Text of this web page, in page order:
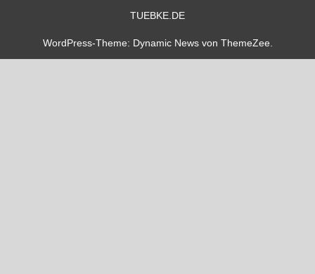
TUEBKE.DE
WordPress-Theme: Dynamic News von ThemeZee.